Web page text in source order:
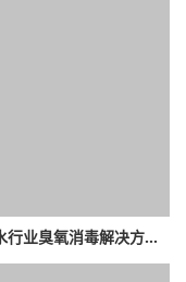
行业臭氧消毒解决方...